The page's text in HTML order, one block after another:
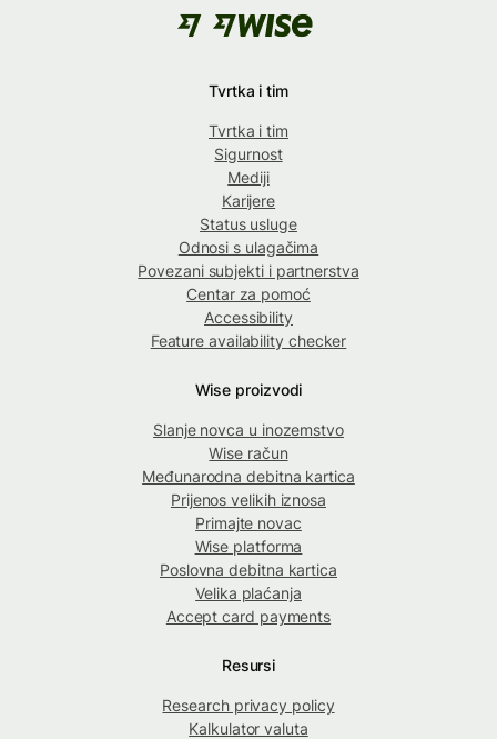
Tvrtka i tim
Tvrtka i tim
Sigurnost
Mediji
Karijere
Status usluge
Odnosi s ulagačima
Povezani subjekti i partnerstva
Centar za pomoć
Accessibility
Feature availability checker
Wise proizvodi
Slanje novca u inozemstvo
Wise račun
Međunarodna debitna kartica
Prijenos velikih iznosa
Primajte novac
Wise platforma
Poslovna debitna kartica
Velika plaćanja
Accept card payments
Resursi
Research privacy policy
Kalkulator valuta